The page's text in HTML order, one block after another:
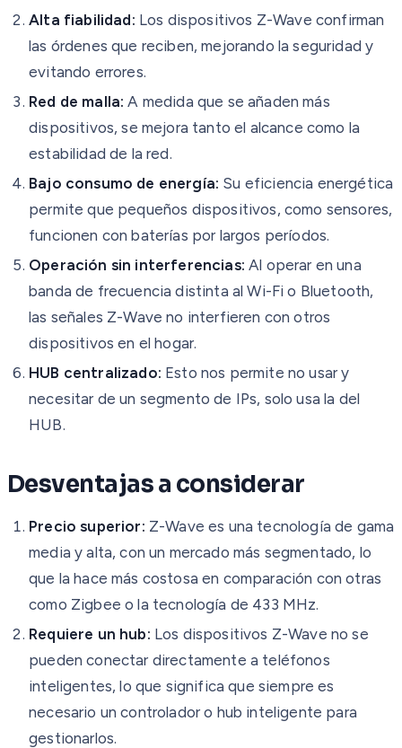
Alta fiabilidad: Los dispositivos Z-Wave confirman
las órdenes que reciben, mejorando la seguridad y
evitando errores.
Red de malla: A medida que se añaden más
dispositivos, se mejora tanto el alcance como la
estabilidad de la red.
Bajo consumo de energía: Su eficiencia energética
permite que pequeños dispositivos, como sensores,
funcionen con baterías por largos períodos.
Operación sin interferencias: Al operar en una
banda de frecuencia distinta al Wi-Fi o Bluetooth,
las señales Z-Wave no interfieren con otros
dispositivos en el hogar.
HUB centralizado: Esto nos permite no usar y
necesitar de un segmento de IPs, solo usa la del
HUB.
Desventajas a considerar
Precio superior: Z-Wave es una tecnología de gama
media y alta, con un mercado más segmentado, lo
que la hace más costosa en comparación con otras
como Zigbee o la tecnología de 433 MHz.
Requiere un hub: Los dispositivos Z-Wave no se
pueden conectar directamente a teléfonos
inteligentes, lo que significa que siempre es
necesario un controlador o hub inteligente para
gestionarlos.